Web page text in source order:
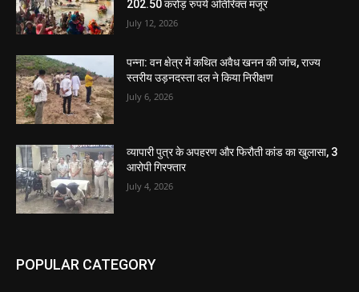
202.50 करोड़ रुपये अतिरिक्त मंजूर
July 12, 2026
पन्ना: वन क्षेत्र में कथित अवैध खनन की जांच, राज्य
स्तरीय उड़नदस्ता दल ने किया निरीक्षण
July 6, 2026
व्यापारी पुत्र के अपहरण और फिरौती कांड का खुलासा, 3
आरोपी गिरफ्तार
July 4, 2026
POPULAR CATEGORY